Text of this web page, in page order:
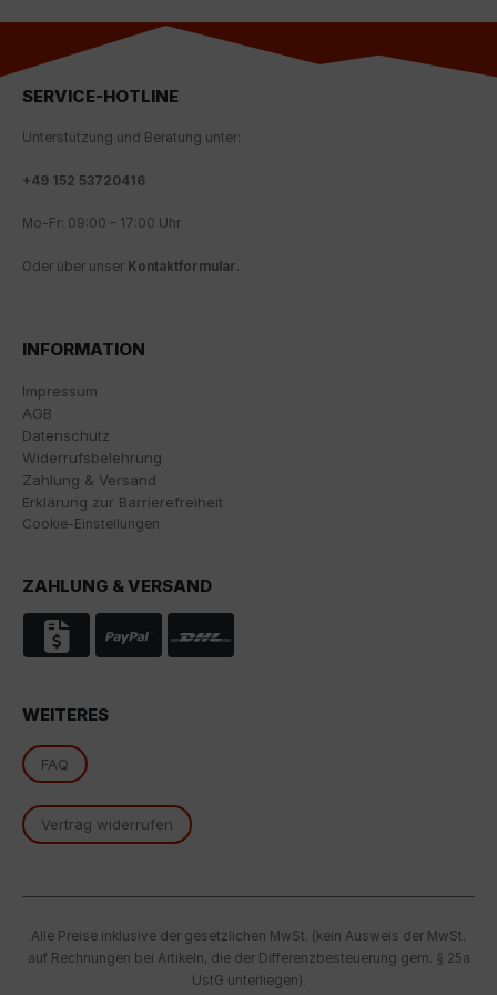
SERVICE-HOTLINE
Unterstützung und Beratung unter:
+49 152 53720416
Mo-Fr: 09:00 – 17:00 Uhr
Oder über unser Kontaktformular.
INFORMATION
Impressum
AGB
Datenschutz
Widerrufsbelehrung
Zahlung & Versand
Erklärung zur Barrierefreiheit
Cookie-Einstellungen
ZAHLUNG & VERSAND
WEITERES
FAQ
Vertrag widerrufen
Alle Preise inklusive der gesetzlichen MwSt. (kein Ausweis der MwSt.
auf Rechnungen bei Artikeln, die der Differenzbesteuerung gem. § 25a
UstG unterliegen).
in unseren Datenschutzbestimmungen.
Wir nutzen Google Analytics, um eine kontinuierliche
Analyse und statistische Auswertung der Website zu
verbessern. Dabei wird das Nutzerverhalten an
Verweildauer auf der Seite und die Interaktion
Profilbildung und zur Verknüpfung mit anderen
Google verarbeitet werden. Die USA werden vom
nach EU-Standards unzureichenden
Es besteht insbesondere das Risiko, dass Ihre Daten
von US-Behörden zu Kontroll- und
Überwachungszwecken, möglicherweise ohne
Rechtsmittel, verarbeitet werden. Wenn Sie auf "Nur